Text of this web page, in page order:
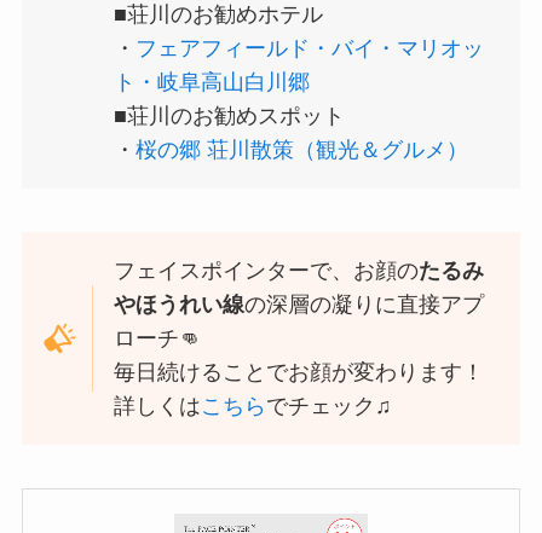
■荘川のお勧めホテル
・ フェアフィールド・バイ・マリオッ
ト・岐阜高山白川郷
■荘川のお勧めスポット
・桜の郷 荘川散策（観光＆グルメ）
フェイスポインターで、お顔のたるみ
やほうれい線の深層の凝りに直接アプ
ローチ👊
毎日続けることでお顔が変わります！
詳しくはこちら でチェック♫